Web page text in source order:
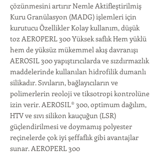
çözünmesini artırır Nemle Aktifleştirilmiş
Kuru Granülasyon (MADG) işlemleri için
kurutucu Özellikler Kolay kullanım, düşük
toz AEROPERL 300 Yüksek saflık Hem yüklü
hem de yüksüz mükemmel akış davranışı
AEROSIL 300 yapıştırıcılarda ve sızdırmazlık
maddelerinde kullanılan hidrofilik dumanlı
silikadır. Sıvıların, bağlayıcıların ve
polimerlerin reoloji ve tiksotropi kontrolüne
izin verir. AEROSIL® 300, optimum dağılım,
HTV ve sıvı silikon kauçuğun (LSR)
güçlendirilmesi ve doymamış polyester
reçinelerde çok iyi şeffaflık gibi avantajlar
sunar. AEROPERL 300